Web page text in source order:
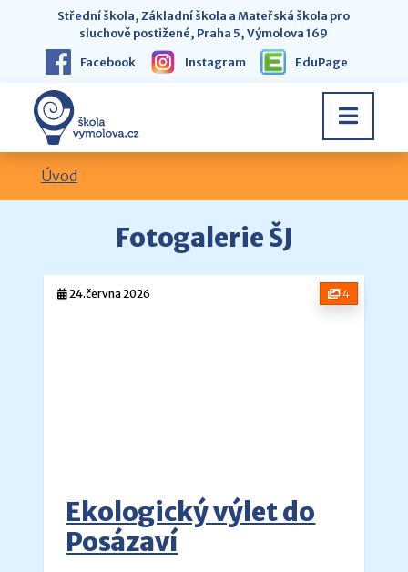
Facebook Instagram EduPage
Střední škola, Základní škola a Mateřská škola pro
sluchově postižené, Praha 5, Výmolova 169
Úvod
Fotogalerie ŠJ
4
24.června 2026
Ekologický výlet do
Posázaví